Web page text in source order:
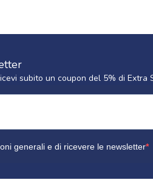
subito un coupon del 5% di Extra
generali e di ricevere le newsletter